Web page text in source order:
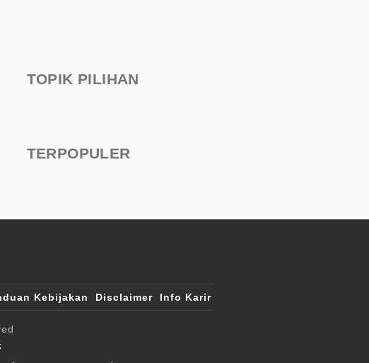
TOPIK PILIHAN
TERPOPULER
Kebijakan Disclaimer Info Karir